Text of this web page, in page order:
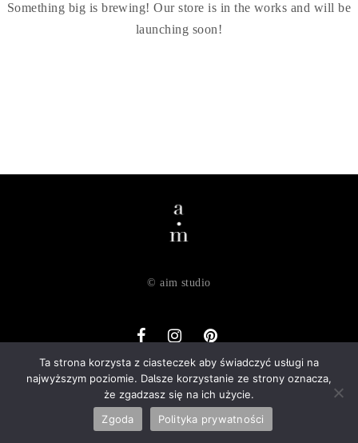
Something big is brewing! Our store is in the works and will be
launching soon!
Ta strona korzysta z ciasteczek aby świadczyć usługi na
najwyższym poziomie. Dalsze korzystanie ze strony oznacza,
że zgadzasz się na ich użycie.
Zgoda
Polityka prywatności
© aim studio
o nas dostawa zwroty regulamin
polityka prywatności
kontakt